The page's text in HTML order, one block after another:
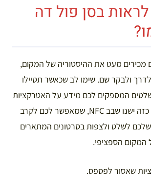
בסן פול דה
מעט את ההיסטוריה של המקום,
ולבקר שם. שימו לב שכאשר תטיילו
תגלו כ-20 שלטים המספקים לכם מידע על האטרקציות
השונות. לכל שלט כזה ישנו שבב NFC, שמאפשר לכם לקרב
שלכם לשלט ולצפות בסרטונים המתארים
המקום הספציפי.
שאסור לפספס.